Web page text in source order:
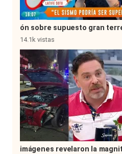
ón sobre supuesto gran
14.1k vistas
imágenes revelaron la